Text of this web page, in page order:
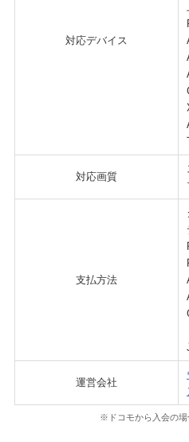
対応デバイス
対応画質
支払方法
運営会社
※ドコモから入会の場